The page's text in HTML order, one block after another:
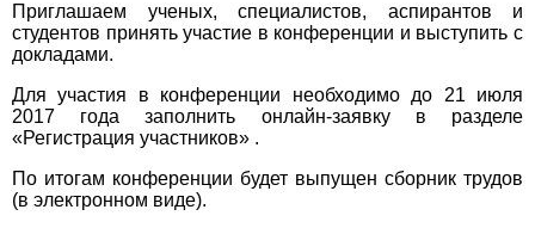
Приглашаем ученых, специалистов, аспирантов и
студентов принять участие в конференции и выступить с
докладами.
Для участия в конференции необходимо до 21 июля
2017 года заполнить онлайн-заявку в разделе
«Регистрация участников» .
По итогам конференции будет выпущен сборник трудов
(в электронном виде).